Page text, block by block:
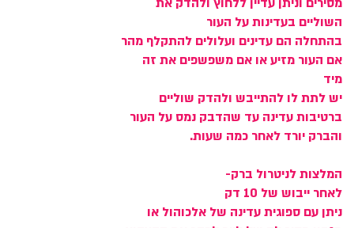
השוליים בעדינות על העור
בהתחלה הם עדינים ועלולים להתקלף מהר
אם העור מזיע או אם משפשפים את זה
מיד
יש לתת לו להתייבש ולהדק שוליים
ברטיבות עדינה עד שהדבק נמס על העור
והברק יורד לאחר כמה שעות.
המלצות לניטרול ברק-
לאחר ייבוש של 10 דק
ניתן עם ספוגית עדינה של אלכוהול או